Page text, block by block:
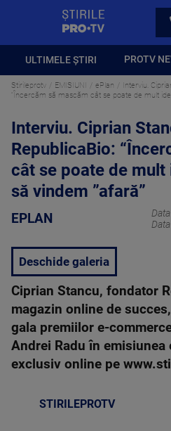
ULTIMELE ȘTIRI PROTV
Stirileprotv EMISIUNI ePlan
Interviu.
“Încercăm să mascăm cât se poate de mult
Interviu. Ciprian
RepublicaBio:
cât se poate de mult
să vindem ”afară”
EPLAN
Deschide galeria
Ciprian Stancu, fondator
magazin online de
gala premiilor e-
Andrei Radu în emisiunea
exclusiv online pe
STIRILEPROTV